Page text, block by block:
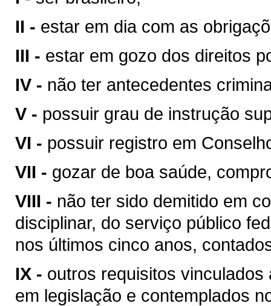
II - estar em dia com as
III - estar em gozo dos direitos
IV - não ter antecedentes
V - possuir grau de instrução
VI - possuir registro em
VII - gozar de boa saúde,
VIII - não ter sido demitido em
disciplinar, do serviço público
nos últimos cinco anos,
IX - outros requisitos
em legislação e contemplados